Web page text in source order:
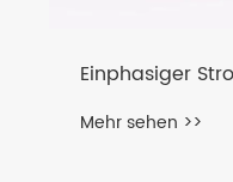
Einphasiger
Mehr sehen >>